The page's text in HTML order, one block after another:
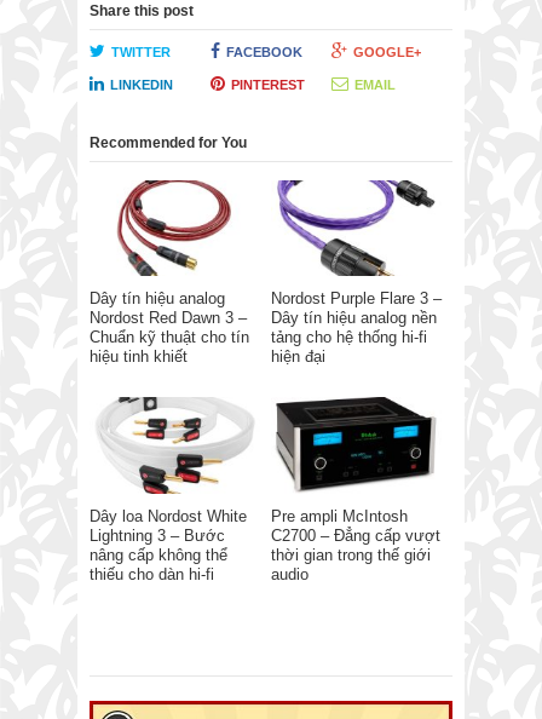
Share this post
TWITTER FACEBOOK GOOGLE+
LINKEDIN PINTEREST EMAIL
Recommended for You
Dây tín hiệu analog
Nordost Red Dawn 3 –
Chuẩn kỹ thuật cho tín
hiệu tinh khiết
Nordost Purple Flare 3 –
Dây tín hiệu analog nền
tảng cho hệ thống hi-fi
hiện đại
Dây loa Nordost White
Lightning 3 – Bước
nâng cấp không thể
thiếu cho dàn hi-fi
Pre ampli McIntosh
C2700 – Đẳng cấp vượt
thời gian trong thế giới
audio